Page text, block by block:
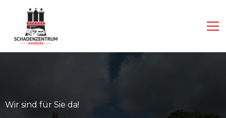
Wir sind für Sie da!